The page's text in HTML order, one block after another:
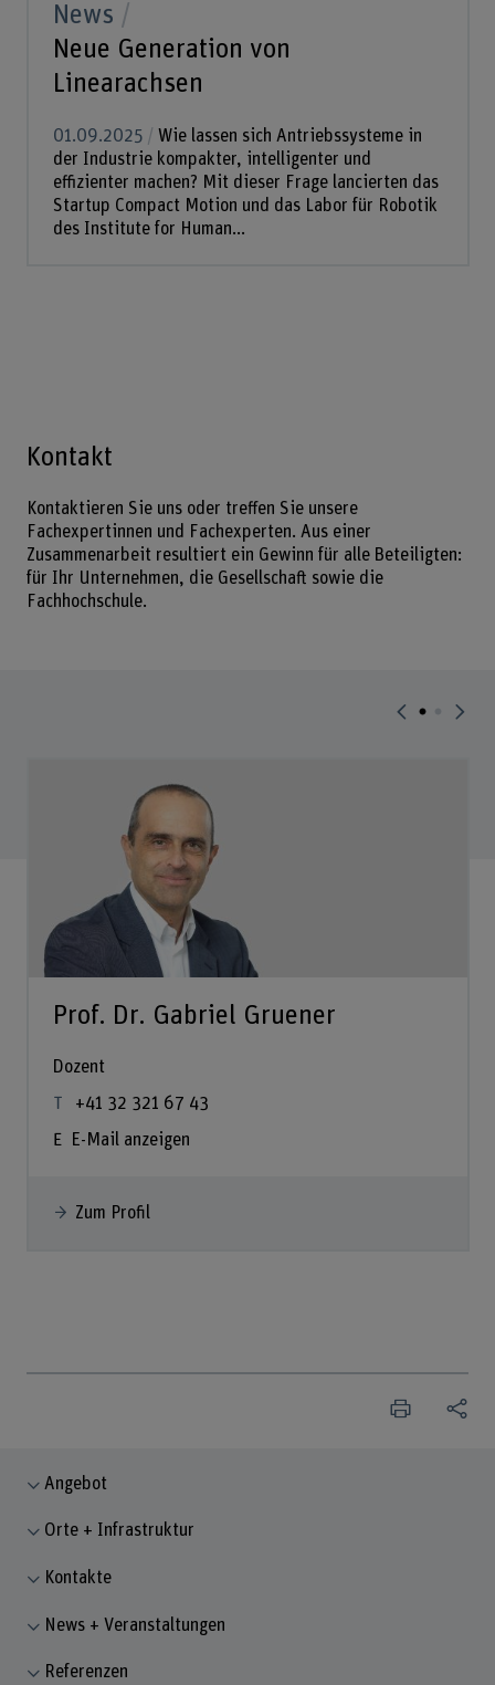
News
Neue Generation von
Linearachsen
01.09.2025
Wie lassen sich Antriebssysteme in
der Industrie kompakter, intelligenter und
effizienter machen? Mit dieser Frage lancierten das
Startup Compact Motion und das Labor für Robotik
des Institute for Human...
Kontakt
Kontaktieren Sie uns oder treffen Sie unsere
Fachexpertinnen und Fachexperten. Aus einer
Zusammenarbeit resultiert ein Gewinn für alle Beteiligten:
für Ihr Unternehmen, die Gesellschaft sowie die
Fachhochschule.
Prof. Dr. Gabriel Gruener
Dozent
+41 32 321 67 43
E-Mail anzeigen
Zum Profil
Angebot
Orte + Infrastruktur
Kontakte
News + Veranstaltungen
Referenzen